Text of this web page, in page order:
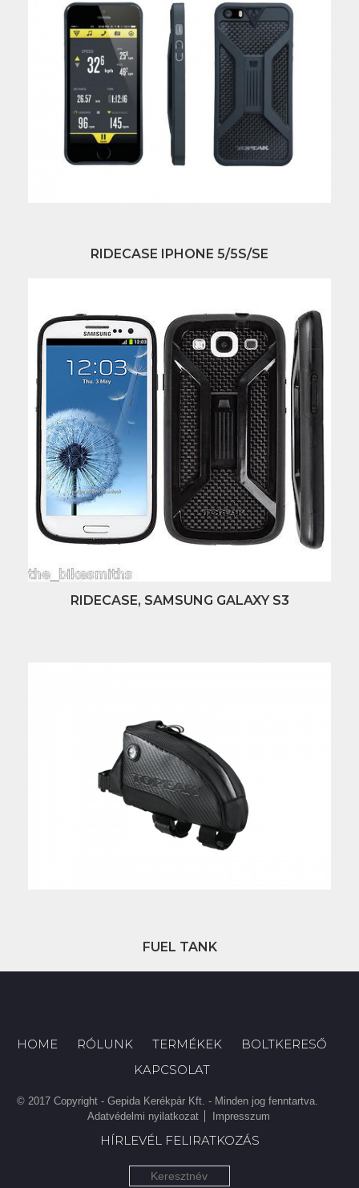
RIDECASE IPHONE 5/5S/SE
RIDECASE, SAMSUNG GALAXY S3
FUEL TANK
HOME RÓLUNK TERMÉKEK
BOLTKERESŐ
KAPCSOLAT
© 2017 Copyright - Gepida Kerékpár Kft. - Minden jog fenntartva.
Adatvédelmi nyilatkozat
Impresszum
HÍRLEVÉL FELIRATKOZÁS